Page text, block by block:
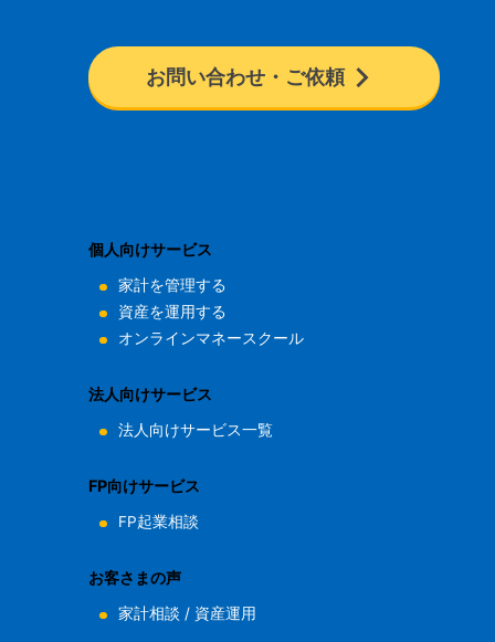
お問い合わせ・ご依頼
個人向けサービス
家計を管理する
資産を運用する
オンラインマネースクール
法人向けサービス
法人向けサービス一覧
FP向けサービス
FP起業相談
お客さまの声
家計相談 / 資産運用